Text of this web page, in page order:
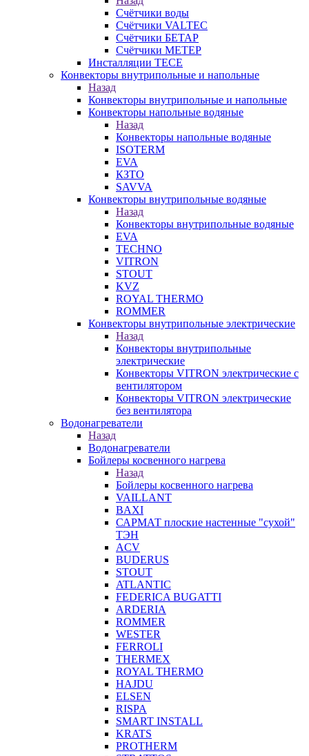
Счётчики воды
Счётчики VALTEC
Счётчики БЕТАР
Счётчики МЕТЕР
Инсталляции TECE
Конвекторы внутрипольные и напольные
Назад
Конвекторы внутрипольные и напольные
Конвекторы напольные водяные
Назад
Конвекторы напольные водяные
ISOTERM
EVA
КЗТО
SAVVA
Конвекторы внутрипольные водяные
Назад
Конвекторы внутрипольные водяные
EVA
TECHNO
VITRON
STOUT
KVZ
ROYAL THERMO
ROMMER
Конвекторы внутрипольные электрические
Назад
Конвекторы внутрипольные
электрические
Конвекторы VITRON электрические с
вентилятором
Конвекторы VITRON электрические
без вентилятора
Водонагреватели
Назад
Водонагреватели
Бойлеры косвенного нагрева
Назад
Бойлеры косвенного нагрева
VAILLANT
BAXI
САРМАТ плоские настенные "сухой"
ТЭН
ACV
BUDERUS
STOUT
ATLANTIC
FEDERICA BUGATTI
ARDERIA
ROMMER
WESTER
FERROLI
THERMEX
ROYAL THERMO
HAJDU
ELSEN
RISPA
SMART INSTALL
KRATS
PROTHERM